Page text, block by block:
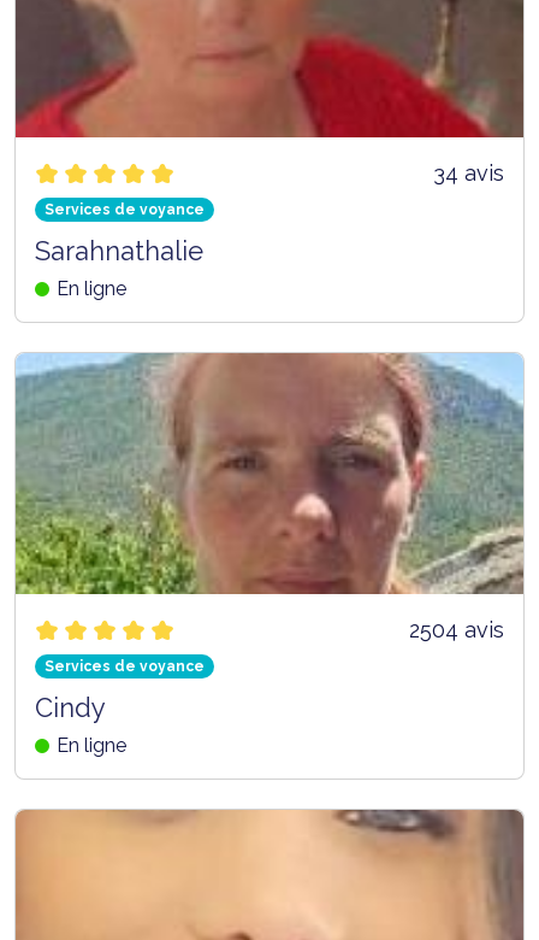
34 avis
Services de voyance
Sarahnathalie
En ligne
2504 avis
Services de voyance
Cindy
En ligne